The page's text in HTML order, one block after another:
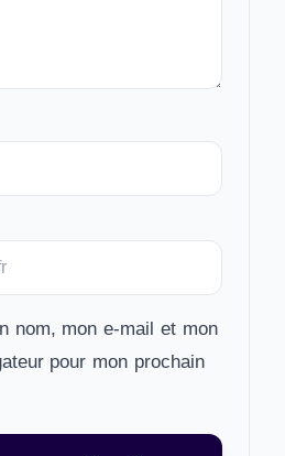
nom, mon e-mail et mon
pour mon prochain